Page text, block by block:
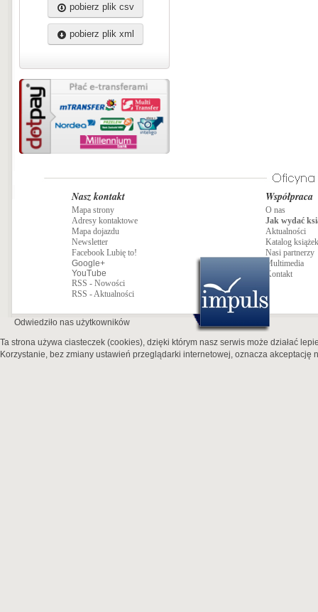
pobierz plik csv
pobierz plik xml
Nasz kontakt
Mapa strony
Adresy kontaktowe
Mapa dojazdu
Newsletter
Facebook Lubię to!
Google+
YouTube
RSS - Nowości
RSS - Aktualności
Współpraca
O nas
Jak wydać
Aktualności
Katalog książek
Nasi partnerzy
Multimedia
Kontakt
Odwiedziło nas użytkowników
Ta strona używa ciasteczek (cookies), dzięki którym nasz serwis może działać
Korzystanie, bez zmiany ustawień przeglądarki internetowej, oznacza akceptację